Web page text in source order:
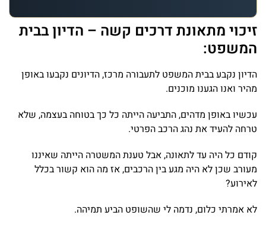
זיכוי מתאונת דרכים קשה – הדיון בבית
המשפט:
הדיון נקבע בבית המשפט לתעבורה מרכז, הדיונים נקבעו באופן
מהיר ואנו הגענו מוכנים.
עכשיו באופן מדהים, התביעה הייתה כל כך בטוחה בעצמה, שלא
טרחה להעיד את נהג הרכב הפרטי.
קודם כל היה עד לתאונה, אבל טענת המשטרה הייתה שאיננו
מעורב שכן לא היה מגע בין הרכבים, אז מה הוא קשור בכלל
לאירוע?
לא אמרתי כלום, נדמה לי שהשופט הביע תמיהה.